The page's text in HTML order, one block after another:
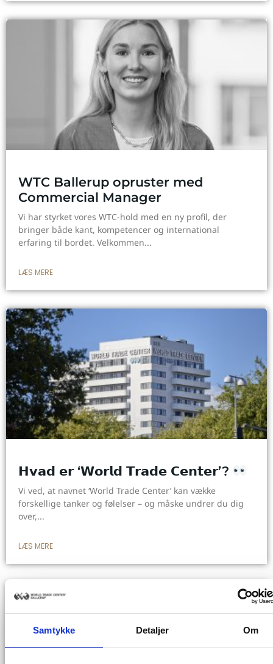
Samtykke Detaljer Om
WTC Ballerup opruster med
Commercial Manager
Vi har styrket vores WTC-hold med en ny profil, der
bringer både kant, kompetencer og international
erfaring til bordet. Velkommen
LÆS MERE
𝗛𝘃𝗮𝗱 𝗲𝗿 ‘𝗪𝗼𝗿𝗹𝗱 𝗧𝗿𝗮𝗱𝗲 𝗖𝗲𝗻𝘁𝗲𝗿’?
Vi ved, at navnet ‘World Trade Center’ kan vække
forskellige tanker og følelser – og måske undrer du dig
over,
LÆS MERE